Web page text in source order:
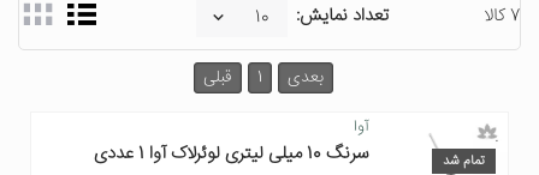
7 کالا تعداد نمایش:
قبلی 1 بعدی
تمام شد
آوا
سرنگ 10 میلی لیتری لوئرلاک آوا 1 عددی